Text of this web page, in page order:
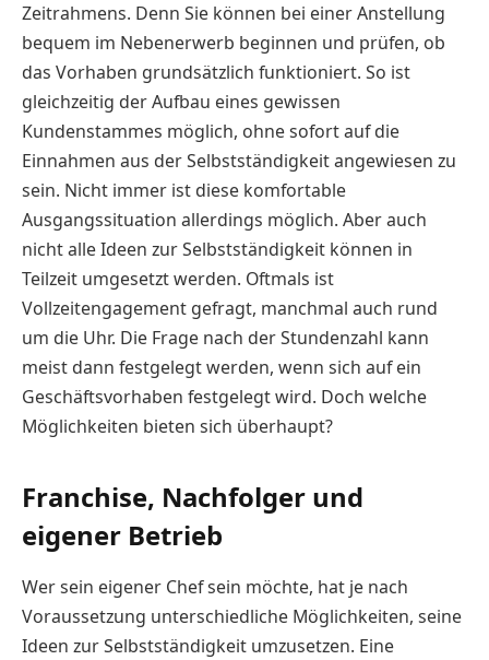
Zeitrahmens. Denn Sie können bei einer Anstellung
bequem im Nebenerwerb beginnen und prüfen, ob
das Vorhaben grundsätzlich funktioniert. So ist
gleichzeitig der Aufbau eines gewissen
Kundenstammes möglich, ohne sofort auf die
Einnahmen aus der Selbstständigkeit angewiesen zu
sein. Nicht immer ist diese komfortable
Ausgangssituation allerdings möglich. Aber auch
nicht alle Ideen zur Selbstständigkeit können in
Teilzeit umgesetzt werden. Oftmals ist
Vollzeitengagement gefragt, manchmal auch rund
um die Uhr. Die Frage nach der Stundenzahl kann
meist dann festgelegt werden, wenn sich auf ein
Geschäftsvorhaben festgelegt wird. Doch welche
Möglichkeiten bieten sich überhaupt?
Franchise, Nachfolger und
eigener Betrieb
Wer sein eigener Chef sein möchte, hat je nach
Voraussetzung unterschiedliche Möglichkeiten, seine
Ideen zur Selbstständigkeit umzusetzen. Eine